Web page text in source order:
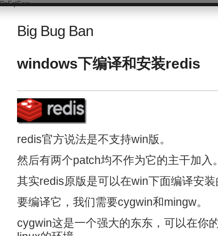
DsFqIEnm
Big Bug Ban
windows下编译和安装redis
redis官方说法是不支持win版。
然后有两个patch均不作为它的主干加入
其实redis原版是可以在win下面编译安装
要编译它，我们需要cygwin和mingw。
cygwin这是一个强大的东东，可以在你